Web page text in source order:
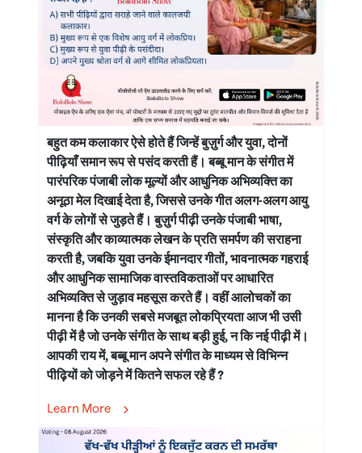
बहुत कम कलाकार ऐसे होते हैं जिन्हें बुज़ुर्ग और युवा, दोनों
पीढ़ियाँ समान रूप से पसंद करती हैं। बब्बू मान के संगीत में
पारंपरिक पंजाबी लोक मूल्यों और आधुनिक अभिव्यक्ति का
अनूठा मेल दिखाई देता है, जिससे उनके गीत अलग-अलग आयु
वर्ग के लोगों से जुड़ते हैं। बुज़ुर्ग पीढ़ी उनके पंजाबी भाषा,
संस्कृति और काव्यात्मक लेखन के प्रति समर्पण की सराहना
करती है, जबकि युवा उनके ईमानदार गीतों, भावनात्मक गहराई
और आधुनिक सामाजिक वास्तविकताओं पर आधारित
अभिव्यक्ति से जुड़ाव महसूस करते हैं। वहीं आलोचकों का
मानना है कि उनकी सबसे मजबूत लोकप्रियता आज भी उसी
पीढ़ी में है जो उनके संगीत के साथ बड़ी हुई, न कि नई पीढ़ी में।
आपकी राय में, बब्बू मान अपने संगीत के माध्यम से विभिन्न
पीढ़ियों को जोड़ने में कितने सफल रहे हैं ?
Learn More